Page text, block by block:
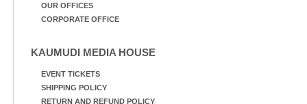
OUR OFFICES
CORPORATE OFFICE
KAUMUDI MEDIA HOUSE
EVENT TICKETS
SHIPPING POLICY
RETURN AND REFUND POLICY